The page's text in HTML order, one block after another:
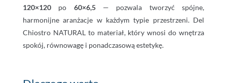
120×120po 60×6,5— pozwala tworzyć spójne,
harmonijne aranżacje w każdym typie przestrzeni. Del
Chiostro NATURAL to materiał, który wnosi do wnętrza
spokój, równowagę i ponadczasową estetykę.